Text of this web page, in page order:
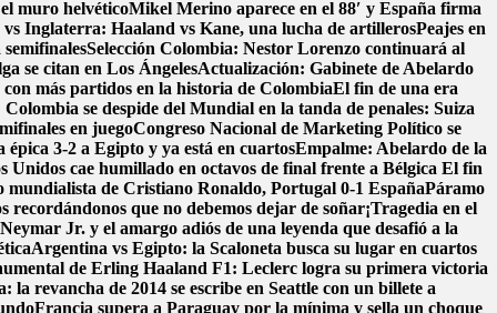
muro helvéticoMikel Merino aparece en el 88′ y España firma
vs Inglaterra: Haaland vs Kane, una lucha de artillerosPeajes en
Selección Colombia: Nestor Lorenzo continuará al
se citan en Los ÁngelesActualización: Gabinete de Abelardo
más partidos en la historia de ColombiaEl fin de una era
se despide del Mundial en la tanda de penales: Suiza
en juegoCongreso Nacional de Marketing Político se
3-2 a Egipto y ya está en cuartosEmpalme: Abelardo de la
cae humillado en octavos de final frente a Bélgica El fin
de Cristiano Ronaldo, Portugal 0-1 EspañaPáramo
recordándonos que no debemos dejar de soñar¡Tragedia en el
Jr. y el amargo adiós de una leyenda que desafió a la
Argentina vs Egipto: la Scaloneta busca su lugar en cuartos
de Erling Haaland F1: Leclerc logra su primera victoria
la revancha de 2014 se escribe en Seattle con un billete a
Francia supera a Paraguay por la mínima y sella un choque